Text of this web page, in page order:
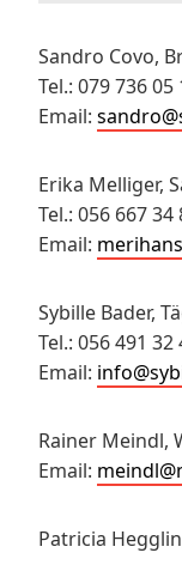
Sandro Covo,
Tel.: 079 736 05
Email:
Erika Melliger,
Tel.: 056 667 34
Email:
Sybille Bader,
Tel.: 056 491 32
Email:
Rainer Meindl,
Email:
Patricia